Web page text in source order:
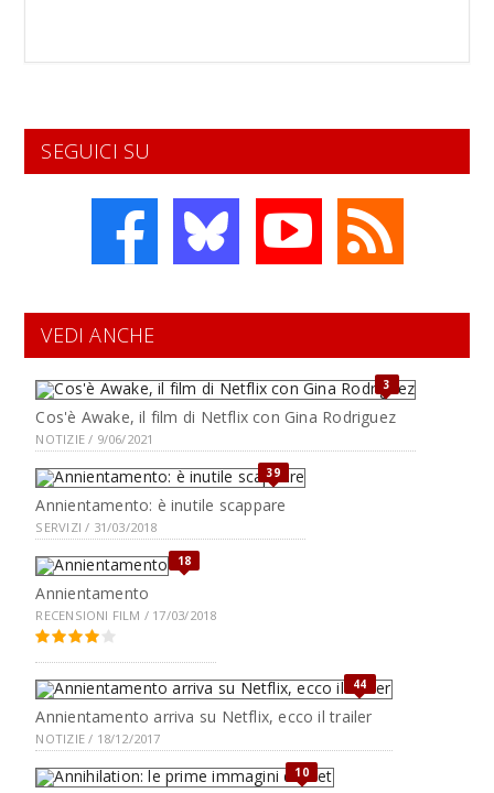
SEGUICI SU
VEDI ANCHE
3
Cos'è Awake, il film di Netflix con Gina Rodriguez
NOTIZIE / 9/06/2021
39
Annientamento: è inutile scappare
SERVIZI / 31/03/2018
18
Annientamento
RECENSIONI FILM / 17/03/2018
44
Annientamento arriva su Netflix, ecco il trailer
NOTIZIE / 18/12/2017
10